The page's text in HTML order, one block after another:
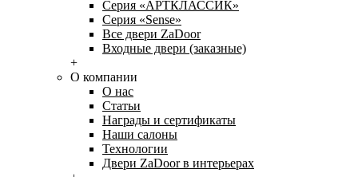
Серия «АРТКЛАССИК»
Серия «Sense»
Все двери ZaDoor
Входные двери (заказные)
+
О компании
О нас
Статьи
Награды и сертификаты
Наши салоны
Технологии
Двери ZaDoor в интерьерах